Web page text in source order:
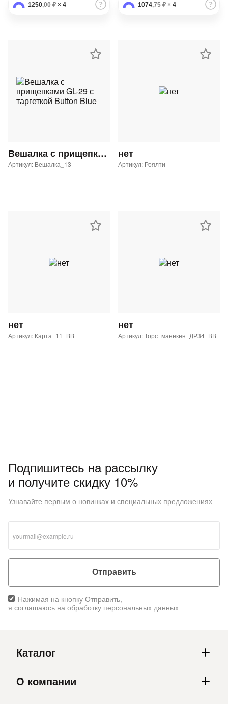
1250,00 ₽ × 4 1074,75 ₽ × 4
Вешалка с прищепками GL-29 с таргеткой Button Blue
Артикул: Вешалка_13
нет
Артикул: Роялти
нет
Артикул: Карта_11_BB
нет
Артикул: Торс_манекен_ДР34_ВВ
Подпишитесь на рассылку
и получите скидку 10%
Узнавайте первым о новинках и специальных предложениях
Отправить
Нажимая на кнопку Отправить,
я соглашаюсь на обработку персональных данных
Каталог
О компании